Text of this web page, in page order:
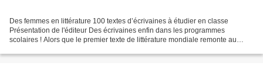
Des femmes en littérature 100 textes d’écrivaines à étudier en classe
Présentation de l'éditeur Des écrivaines enfin dans les programmes
scolaires ! Alors que le premier texte de littérature mondiale remonte au